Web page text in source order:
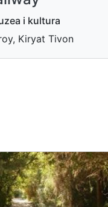
i kultura
Kiryat Tivon